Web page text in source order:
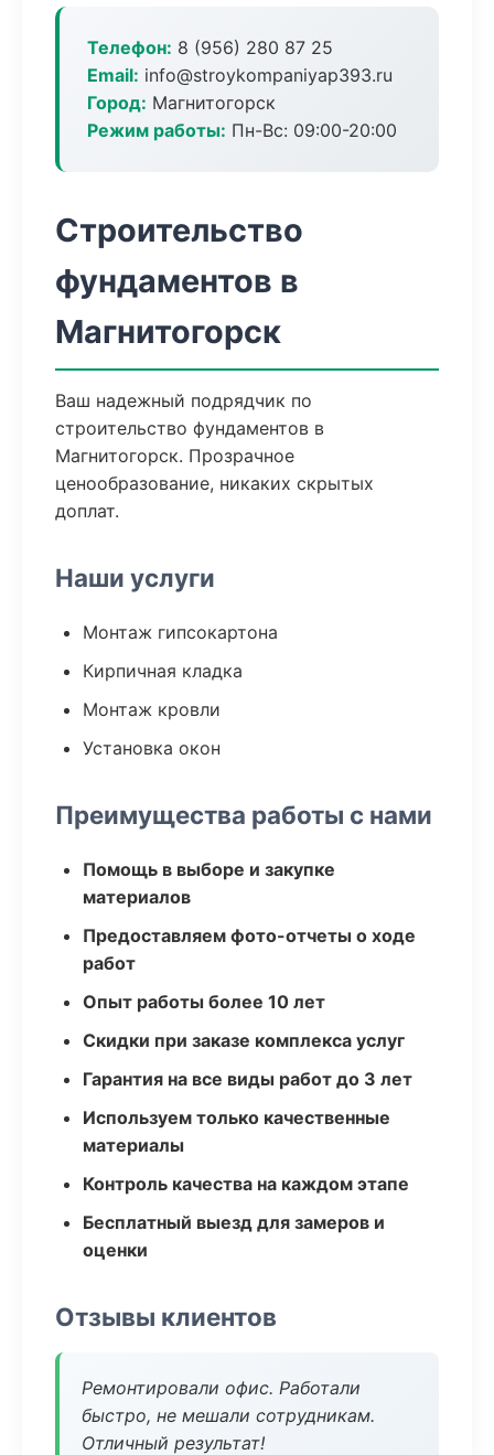
Телефон: 8 (956) 280 87 25
Email: info@stroykompaniyap393.ru
Город: Магнитогорск
Режим работы: Пн-Вс: 09:00-20:00
Строительство
фундаментов в
Магнитогорск
Ваш надежный подрядчик по
строительство фундаментов в
Магнитогорск. Прозрачное
ценообразование, никаких скрытых
доплат.
Наши услуги
Монтаж гипсокартона
Кирпичная кладка
Монтаж кровли
Установка окон
Преимущества работы с нами
Помощь в выборе и закупке
материалов
Предоставляем фото-отчеты о ходе
работ
Опыт работы более 10 лет
Скидки при заказе комплекса услуг
Гарантия на все виды работ до 3 лет
Используем только качественные
материалы
Контроль качества на каждом этапе
Бесплатный выезд для замеров и
оценки
Отзывы клиентов
Ремонтировали офис. Работали
быстро, не мешали сотрудникам.
Отличный результат!